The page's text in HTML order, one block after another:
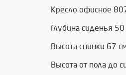
Кресло офисное
Глубина сиденья 50
Высота спинки 67
Высота от пола до